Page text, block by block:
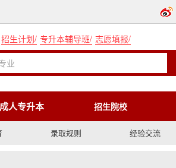
招生计划/ 专升本辅导班/ 志愿填报/
成人专升本 招生院校
录取规则 经验交流